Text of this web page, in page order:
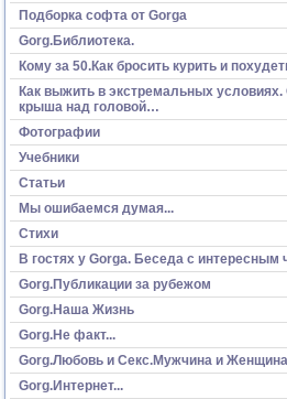
Подборка софта от Gorga
Gorg.Библиотека.
Кому за 50.Как бросить курить и
Как выжить в экстремальных условиях.
крыша над головой…
Фотографии
Учебники
Статьи
Мы ошибаемся думая...
Стихи
В гостях у Gorga. Беседа с интересным
Gorg.Публикации за рубежом
Gorg.Наша Жизнь
Gorg.Не факт...
Gorg.Любовь и Секс.Мужчина и Женщина
Gorg.Интернет...